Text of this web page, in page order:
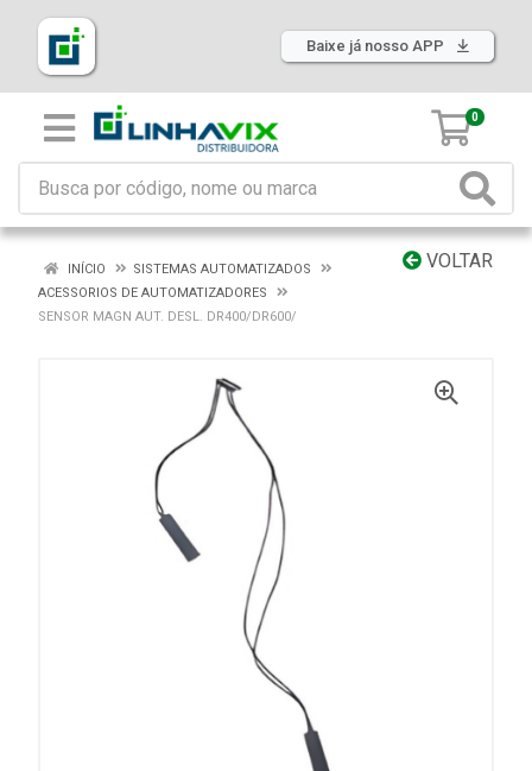
Baixe já nosso APP
0
VOLTAR
INÍCIO
SISTEMAS AUTOMATIZADOS
ACESSORIOS DE AUTOMATIZADORES
SENSOR MAGN AUT. DESL. DR400/DR600/